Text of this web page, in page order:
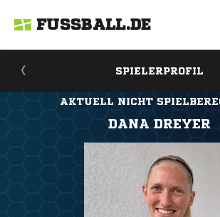
FUSSBALL.DE
SPIELERPROFIL
AKTUELL NICHT
DANA DREYER